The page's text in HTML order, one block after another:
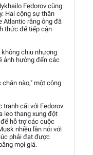
Fedorov cũng
Hai cộng sự thân
Atlantic rằng ông đã
thức để tiếp cận
chịu nhượng
ảnh hưởng đến các
nào," một cộng
tranh cãi với Fedorov
leo thang xung đột
hỗ trợ các cuộc
nhiều lần nói với
phải đạt được
mọi giá.